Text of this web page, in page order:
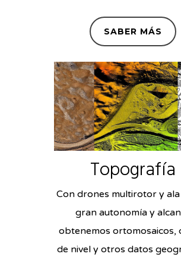
SABER MÁS
Topografía
Con drones multirotor y
gran autonomía y
obtenemos ortomosaicos,
de nivel y otros datos